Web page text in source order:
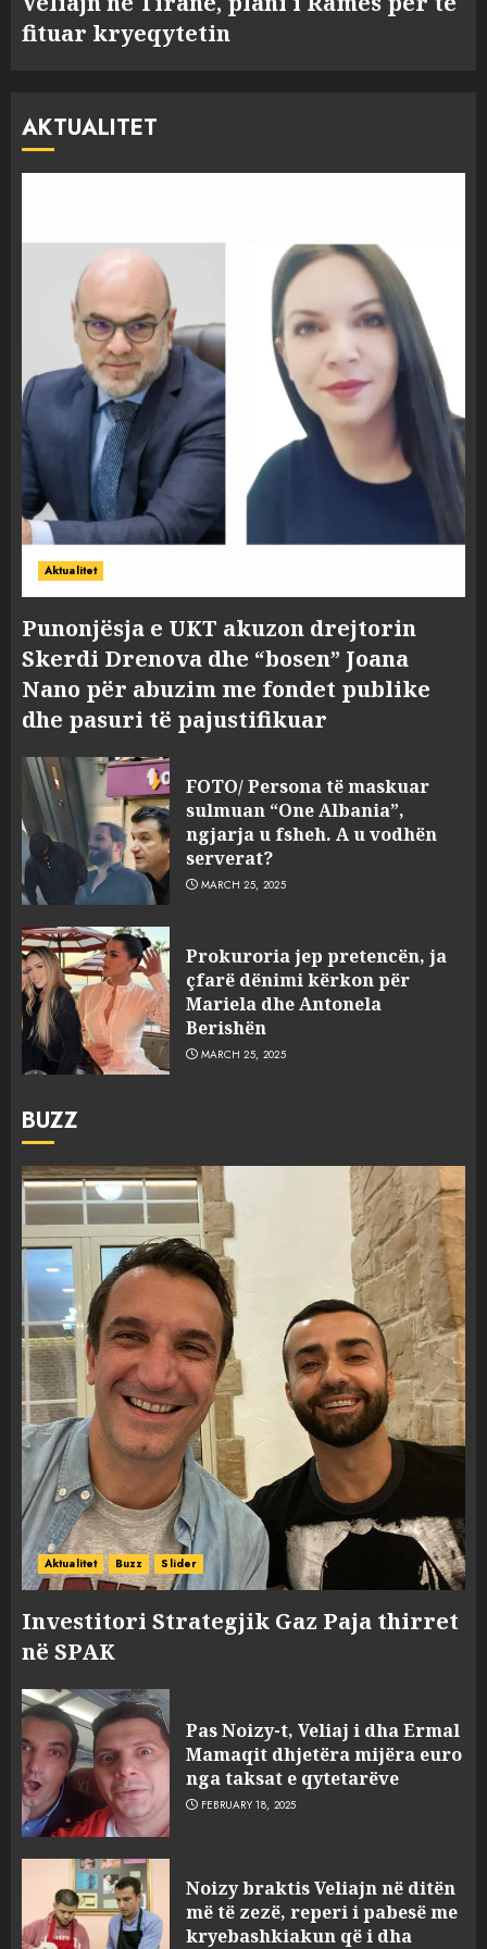
fituar kryeqytetin
AKTUALITET
Aktualitet
Punonjësja e UKT akuzon drejtorin
Skerdi Drenova dhe “bosen” Joana
Nano për abuzim me fondet publike
dhe pasuri të pajustifikuar
FOTO/ Persona të maskuar
sulmuan “One Albania”,
ngjarja u fsheh. A u vodhën
serverat?
MARCH 25, 2025
Prokuroria jep pretencën, ja
çfarë dënimi kërkon për
Mariela dhe Antonela
Berishën
MARCH 25, 2025
BUZZ
Aktualitet Buzz Slider
Investitori Strategjik Gaz Paja thirret
në SPAK
Pas Noizy-t, Veliaj i dha Ermal
Mamaqit dhjetëra mijëra euro
nga taksat e qytetarëve
FEBRUARY 18, 2025
Noizy braktis Veliajn në ditën
më të zezë, reperi i pabesë me
kryebashkiakun që i dha
3
FOTO/ Persona të maskuar
sulmuan “One Albania”,
ngjarja u fsheh. A u vodhën
serverat?
MARCH 25, 2025
4
Prokuroria jep pretencën, ja
çfarë dënimi kërkon për
Mariela dhe Antonela
MARCH 25, 2025
5
ngjau me Talo Çelën”,
dëshmia e Nuredin Dumanit
flet për PERSONAT që e
plagosën!
drejtorin Skerdi Drenova dhe
“bosen” Joana Nano për
abuzim me fondet publike dhe